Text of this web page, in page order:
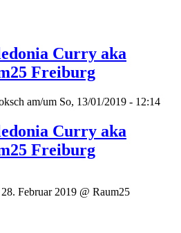
Curry aka
Freiburg
am/um So, 13/01/2019 - 12:14
Curry aka
Freiburg
Februar 2019 @ Raum25